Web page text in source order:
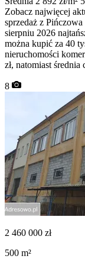
Zobacz najwięcej
sprzedaż z
sierpniu 2026
można kupić za 40
nieruchomości
zł, natomiast średnia
8
2 460 000 zł
500 m²